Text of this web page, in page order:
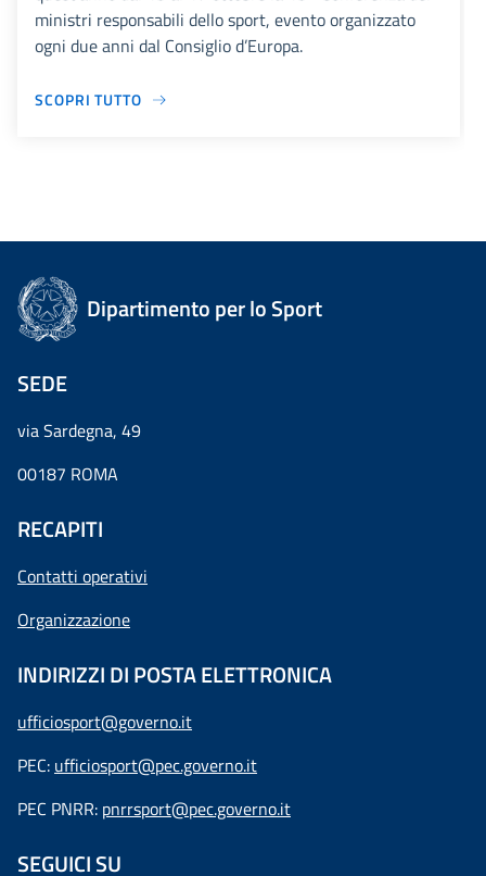
ministri responsabili dello sport, evento organizzato
ogni due anni dal Consiglio d’Europa.
SCOPRI TUTTO
Dipartimento per lo Sport
SEDE
via Sardegna, 49
00187 ROMA
RECAPITI
Contatti operativi
Organizzazione
INDIRIZZI DI POSTA ELETTRONICA
ufficiosport@governo.it
PEC: ufficiosport@pec.governo.it
PEC PNRR: pnrrsport@pec.governo.it
SEGUICI SU